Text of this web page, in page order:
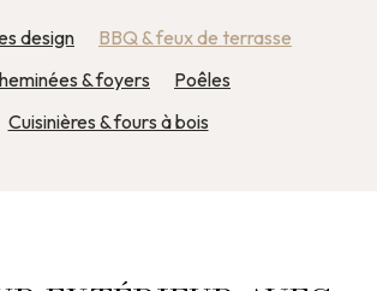
design
BBQ & feux de terrasse
& foyers
Poêles
Cuisinières & fours à bois